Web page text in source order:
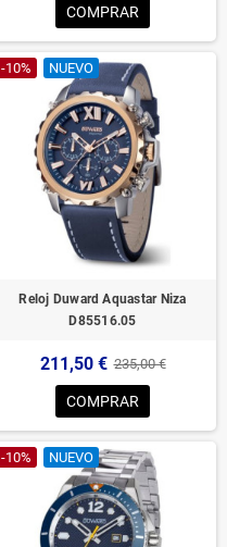
COMPRAR
-10% NUEVO
Reloj Duward Aquastar Niza
D85516.05
211,50 € 235,00 €
COMPRAR
-10% NUEVO